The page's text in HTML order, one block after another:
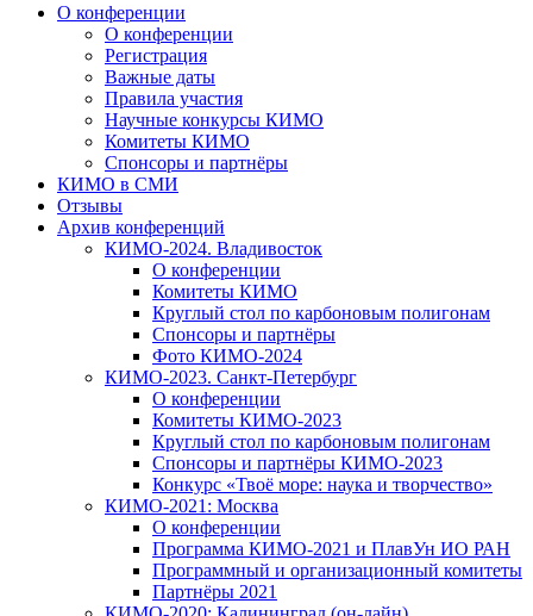
О конференции
О конференции
Регистрация
Важные даты
Правила участия
Научные конкурсы КИМО
Комитеты КИМО
Спонсоры и партнёры
КИМО в СМИ
Отзывы
Архив конференций
КИМО-2024. Владивосток
О конференции
Комитеты КИМО
Круглый стол по карбоновым полигонам
Спонсоры и партнёры
Фото КИМО-2024
КИМО-2023. Санкт-Петербург
О конференции
Комитеты КИМО-2023
Круглый стол по карбоновым полигонам
Спонсоры и партнёры КИМО-2023
Конкурс «Твоё море: наука и творчество»
КИМО-2021: Москва
О конференции
Программа КИМО-2021 и ПлавУн ИО РАН
Программный и организационный комитеты
Партнёры 2021